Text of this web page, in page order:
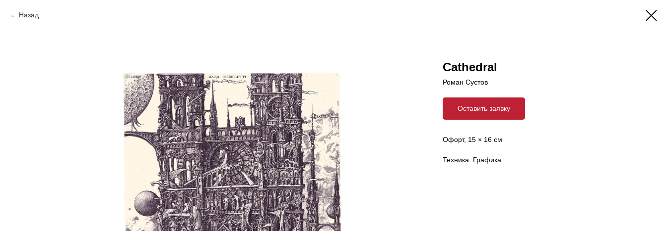
Назад
Cathedral
Роман Сустов
Оставить заявку
Офорт, 15 × 16 см
Техника: Графика